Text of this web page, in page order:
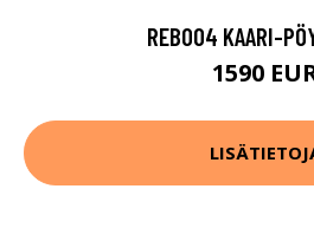
REB004 KAARI-
1590